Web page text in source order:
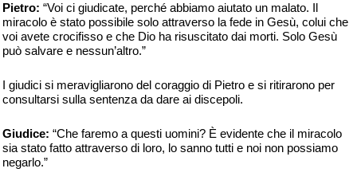
Pietro: “Voi ci giudicate, perché abbiamo aiutato un malato. Il
miracolo è stato possibile solo attraverso la fede in Gesù, colui che
voi avete crocifisso e che Dio ha risuscitato dai morti. Solo Gesù
può salvare e nessun’altro.”
I giudici si meravigliarono del coraggio di Pietro e si ritirarono per
consultarsi sulla sentenza da dare ai discepoli.
Giudice: “Che faremo a questi uomini? È evidente che il miracolo
sia stato fatto attraverso di loro, lo sanno tutti e noi non possiamo
negarlo.”